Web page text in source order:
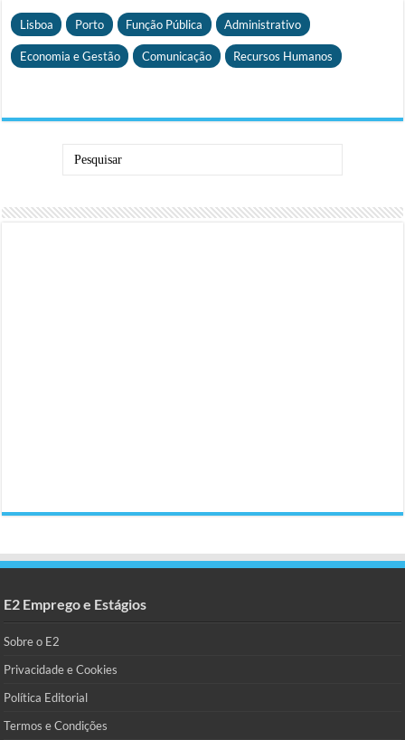
Lisboa Porto Função Pública Administrativo
Economia e Gestão Comunicação Recursos Humanos
E2 Emprego e Estágios
Sobre o E2
Privacidade e Cookies
Política Editorial
Termos e Condições